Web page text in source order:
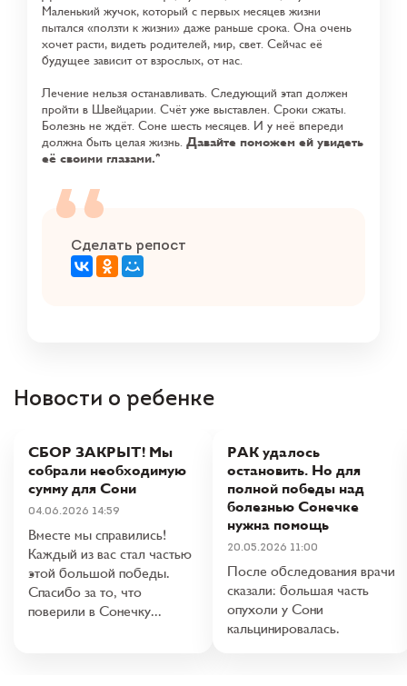
Маленький жучок, который с первых месяцев жизни
пытался «ползти к жизни» даже раньше срока. Она очень
хочет расти, видеть родителей, мир, свет. Сейчас её
будущее зависит от взрослых, от нас.
Лечение нельзя останавливать. Следующий этап должен
пройти в Швейцарии. Счёт уже выставлен. Сроки сжаты.
Болезнь не ждёт. Соне шесть месяцев. И у неё впереди
должна быть целая жизнь. Давайте поможем ей увидеть
её своими глазами.
Сделать репост
Новости о ребенке
СБОР ЗАКРЫТ! Мы
собрали необходимую
сумму для Сони
04.06.2026 14:59
Вместе мы справились!
Каждый из вас стал частью
этой большой победы.
Спасибо за то, что
поверили в Сонечку...
РАК удалось
остановить. Но для
полной победы над
болезнью Сонечке
нужна помощь
20.05.2026 11:00
После обследования врачи
сказали: большая часть
опухоли у Сони
кальцинировалась.